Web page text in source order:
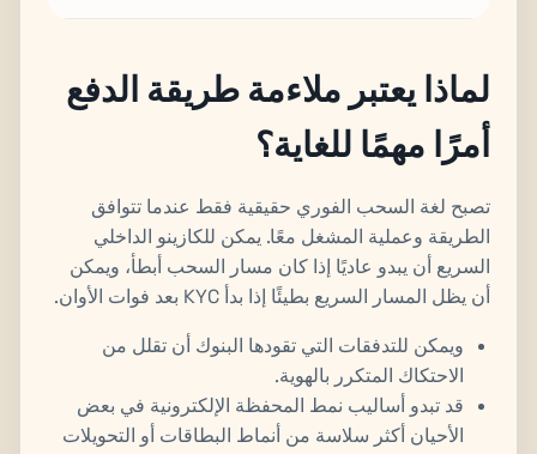
لماذا يعتبر ملاءمة طريقة الدفع
أمرًا مهمًا للغاية؟
تصبح لغة السحب الفوري حقيقية فقط عندما تتوافق
الطريقة وعملية المشغل معًا. يمكن للكازينو الداخلي
السريع أن يبدو عاديًا إذا كان مسار السحب أبطأ، ويمكن
أن يظل المسار السريع بطيئًا إذا بدأ KYC بعد فوات الأوان.
ويمكن للتدفقات التي تقودها البنوك أن تقلل من
الاحتكاك المتكرر بالهوية.
قد تبدو أساليب نمط المحفظة الإلكترونية في بعض
الأحيان أكثر سلاسة من أنماط البطاقات أو التحويلات